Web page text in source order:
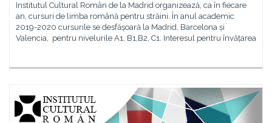
Institutul Cultural Român de la Madrid organizează, ca în fiecare
an, cursuri de limba română pentru străini. În anul academic
2019-2020 cursurile se desfășoară la Madrid, Barcelona și
Valencia, pentru nivelurile A1, B1,B2, C1. Interesul pentru învățarea